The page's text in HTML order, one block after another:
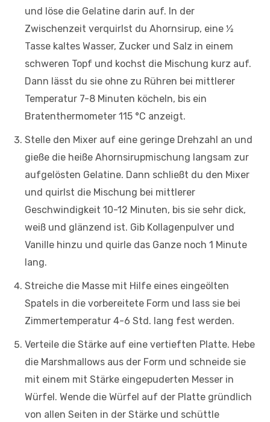
und löse die Gelatine darin auf. In der
Zwischenzeit verquirlst du Ahornsirup, eine 1⁄2
Tasse kaltes Wasser, Zucker und Salz in einem
schweren Topf und kochst die Mischung kurz auf.
Dann lässt du sie ohne zu Rühren bei mittlerer
Temperatur 7-8 Minuten köcheln, bis ein
Bratenthermometer 115 °C anzeigt.
Stelle den Mixer auf eine geringe Drehzahl an und
gieße die heiße Ahornsirupmischung langsam zur
aufgelösten Gelatine. Dann schließt du den Mixer
und quirlst die Mischung bei mittlerer
Geschwindigkeit 10-12 Minuten, bis sie sehr dick,
weiß und glänzend ist. Gib Kollagenpulver und
Vanille hinzu und quirle das Ganze noch 1 Minute
lang.
Streiche die Masse mit Hilfe eines eingeölten
Spatels in die vorbereitete Form und lass sie bei
Zimmertemperatur 4-6 Std. lang fest werden.
Verteile die Stärke auf eine vertieften Platte. Hebe
die Marshmallows aus der Form und schneide sie
mit einem mit Stärke eingepuderten Messer in
Würfel. Wende die Würfel auf der Platte gründlich
von allen Seiten in der Stärke und schüttle